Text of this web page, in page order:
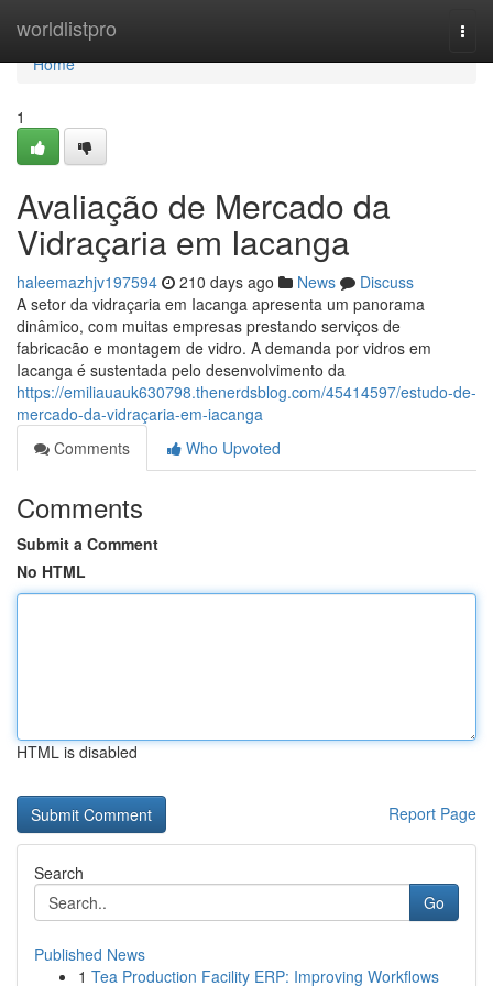
worldlistpro
Home
Home
1
Avaliação de Mercado da
Vidraçaria em Iacanga
haleemazhjv197594 210 days ago News
Discuss
A setor da vidraçaria em Iacanga apresenta um panorama
dinâmico, com muitas empresas prestando serviços de
fabricacão e montagem de vidro. A demanda por vidros em
Iacanga é sustentada pelo desenvolvimento da
https://emiliauauk630798.thenerdsblog.com/45414597/estudo-de-
mercado-da-vidraçaria-em-iacanga
Comments
Who Upvoted
Comments
Submit a Comment
No HTML
HTML is disabled
Report Page
Search
Go
Published News
1 Tea Production Facility ERP: Improving Workflows